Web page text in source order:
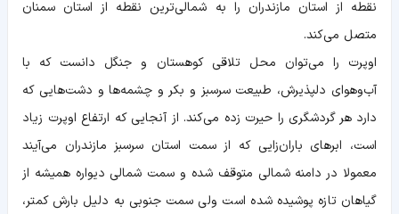
نقطه از استان مازندران را به شمالی‌ترین نقطه از استان سمنان
متصل می‌کند.
اوپرت را می‌توان محل تلاقی کوهستان و جنگل دانست که با
آب‌و‌هوای دلپذیرش، طبیعت سرسبز و بکر و چشمه‌ها و دشت‌هایی که
دارد هر گردشگری را حیرت زده می‌کند. از آنجایی که ارتفاع اوپرت زیاد
است، ابرهای باران‌زایی که از سمت استان سرسبز مازندران می‌آیند
معمولا در دامنه شمالی متوقف شده و سمت شمالی دیواره همیشه از
گیاهان تازه پوشیده شده است ولی سمت جنوبی به دلیل بارش کمتر،